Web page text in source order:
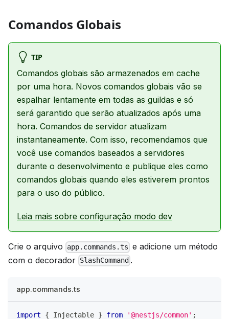
Comandos Globais
TIP
Comandos globais são armazenados em cache
por uma hora. Novos comandos globais vão se
espalhar lentamente em todas as guildas e só
será garantido que serão atualizados após uma
hora. Comandos de servidor atualizam
instantaneamente. Com isso, recomendamos que
você use comandos baseados a servidores
durante o desenvolvimento e publique eles como
comandos globais quando eles estiverem prontos
para o uso do público.
Leia mais sobre configuração modo dev
Crie o arquivo app.commands.ts e adicione um método
com o decorador SlashCommand .
app.commands.ts
import { Injectable } from '@nestjs/common' ;